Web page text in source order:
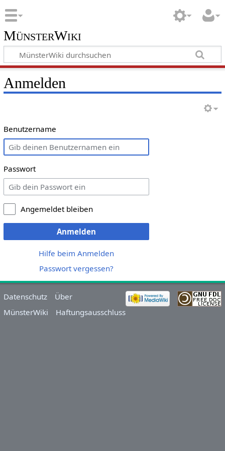
MünsterWiki
Anmelden
Benutzername
Passwort
Angemeldet bleiben
Anmelden
Hilfe beim Anmelden
Passwort vergessen?
Datenschutz
Über
MünsterWiki
Haftungsausschluss